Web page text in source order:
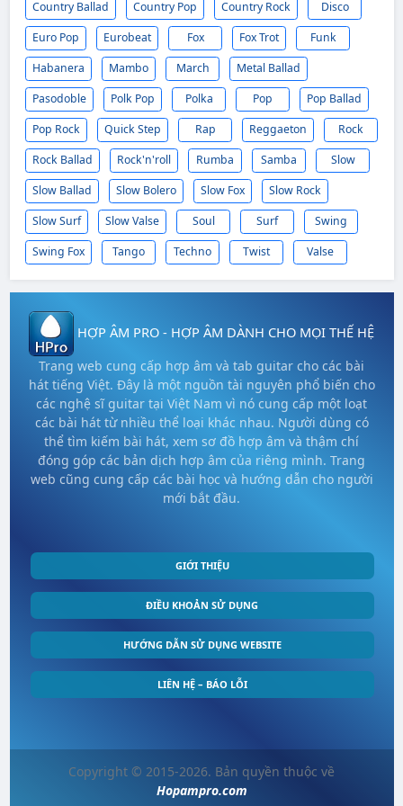
Country Ballad
Country Pop Country Rock
Disco
Euro Pop
Eurobeat Fox Fox Trot
Funk
Habanera
Mambo March
Metal Ballad
Pasodoble
Polk Pop Polka Pop
Pop Ballad
Pop Rock
Quick Step Rap Reggaeton
Rock
Rock Ballad
Rock'n'roll Rumba Samba
Slow
Slow Ballad
Slow Bolero Slow Fox
Slow Rock
Slow Surf
Slow Valse Soul Surf
Swing
Swing Fox
Tango Techno Twist Valse
HỢP ÂM PRO - HỢP ÂM DÀNH CHO MỌI THẾ HỆ
Trang web cung cấp hợp âm và tab guitar cho các bài
hát tiếng Việt. Đây là một nguồn tài nguyên phổ biến cho
các nghệ sĩ guitar tại Việt Nam vì nó cung cấp một loạt
các bài hát từ nhiều thể loại khác nhau. Người dùng có
thể tìm kiếm bài hát, xem sơ đồ hợp âm và thậm chí
đóng góp các bản dịch hợp âm của riêng mình. Trang
web cũng cung cấp các bài học và hướng dẫn cho người
mới bắt đầu.
GIỚI THIỆU
ĐIỀU KHOẢN SỬ DỤNG
HƯỚNG DẪN SỬ DỤNG WEBSITE
LIÊN HỆ – BÁO LỖI
Copyright © 2015-2026. Bản quyền thuộc về
Hopampro.com